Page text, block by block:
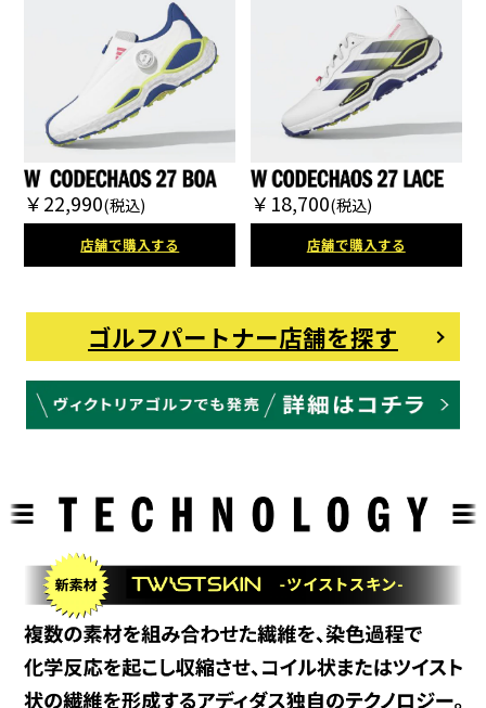
￥22,990(税込)
店舗で購入する
￥18,700(税込)
店舗で購入する
ゴルフパートナー店舗を探す